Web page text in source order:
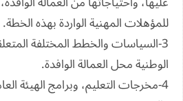
للمؤهلات المهنية الواردة بهذه الخطة.
3-السياسات والخطط المختلفة
الوطنية محل العمالة الوافدة.
4-مخرجات التعليم، وبرامج الهيئة